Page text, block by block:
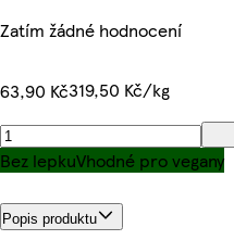
Zatím žádné hodnocení
63,90 Kč319,50 Kč/kg
Bez lepkuVhodné pro vegany
Popis produktu